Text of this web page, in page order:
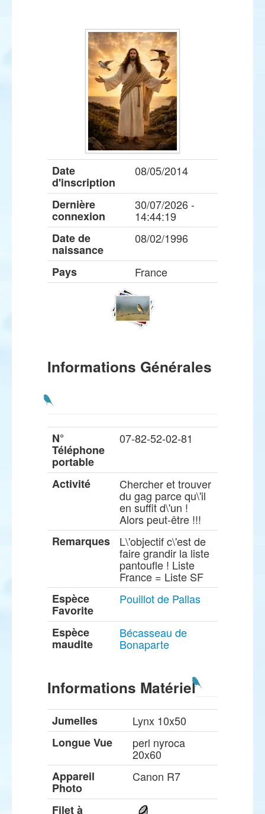
Date
d'inscription
08/05/2014
Dernière
connexion
30/07/2026 -
14:44:19
Date de
naissance
08/02/1996
Pays France
Informations Générales
N°
Téléphone
portable
07-82-52-02-81
Activité Chercher et trouver
du gag parce qu\'il
en suffit d\'un !
Alors peut-être !!!
Remarques
L\'objectif c\'est de
faire grandir la liste
pantoufle ! Liste
France = Liste SF
Espèce
Favorite
Pouillot de Pallas
Espèce
maudite
Bécasseau de
Bonaparte
Informations Matériel
Jumelles
Lynx 10x50
Longue Vue
perl nyroca
20x60
Appareil
Photo
Canon R7
Filet à